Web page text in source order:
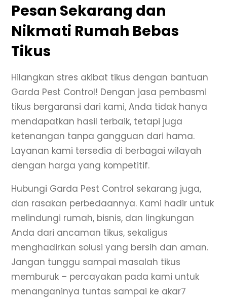
Pesan Sekarang dan
Nikmati Rumah Bebas
Tikus
Hilangkan stres akibat tikus dengan bantuan
Garda Pest Control! Dengan jasa pembasmi
tikus bergaransi dari kami, Anda tidak hanya
mendapatkan hasil terbaik, tetapi juga
ketenangan tanpa gangguan dari hama.
Layanan kami tersedia di berbagai wilayah
dengan harga yang kompetitif.
Hubungi Garda Pest Control sekarang juga,
dan rasakan perbedaannya. Kami hadir untuk
melindungi rumah, bisnis, dan lingkungan
Anda dari ancaman tikus, sekaligus
menghadirkan solusi yang bersih dan aman.
Jangan tunggu sampai masalah tikus
memburuk – percayakan pada kami untuk
menanganinya tuntas sampai ke akar7